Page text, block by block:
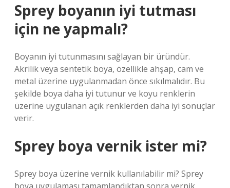
Sprey boyanın iyi tutması
için ne yapmalı?
Boyanın iyi tutunmasını sağlayan bir üründür.
Akrilik veya sentetik boya, özellikle ahşap, cam ve
metal üzerine uygulanmadan önce sıkılmalıdır. Bu
şekilde boya daha iyi tutunur ve koyu renklerin
üzerine uygulanan açık renklerden daha iyi sonuçlar
verir.
Sprey boya vernik ister mi?
Sprey boya üzerine vernik kullanılabilir mi? Sprey